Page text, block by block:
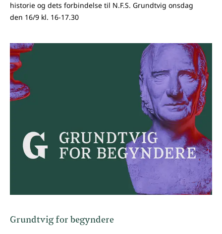
historie og dets forbindelse til N.F.S. Grundtvig onsdag
den 16/9 kl. 16-17.30
Grundtvig for begyndere